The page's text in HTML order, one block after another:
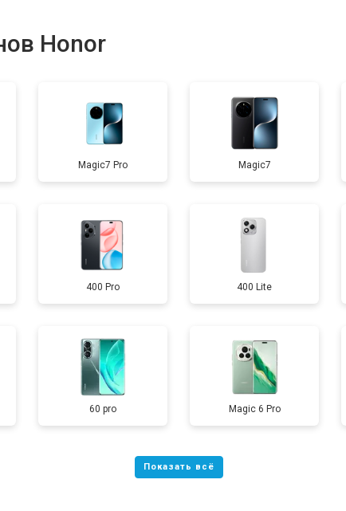
от 60 мин
от 60 мин
от 60 мин
от 50 мин
от 90 мин
от 40 мин
Honor
Magic7 Pro Magic7
400 Pro 400 Lite
60 pro Magic 6 Pro